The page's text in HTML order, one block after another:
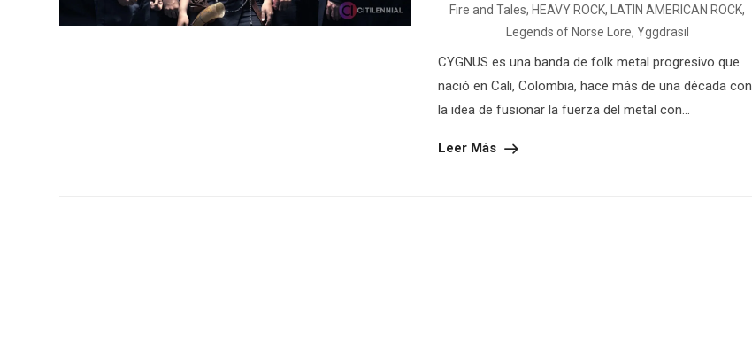
Fire and Tales, HEAVY ROCK, LATIN AMERICAN ROCK,
Legends of Norse Lore, Yggdrasil
CYGNUS es una banda de folk metal progresivo que
nació en Cali, Colombia, hace más de una década con
la idea de fusionar la fuerza del metal con...
Leer Más